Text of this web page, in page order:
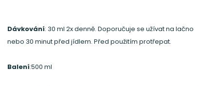
Dávkování: 30 ml 2x denně. Doporučuje se užívat na lačno
nebo 30 minut před jídlem. Před použitím protřepat.
Balení:500 ml